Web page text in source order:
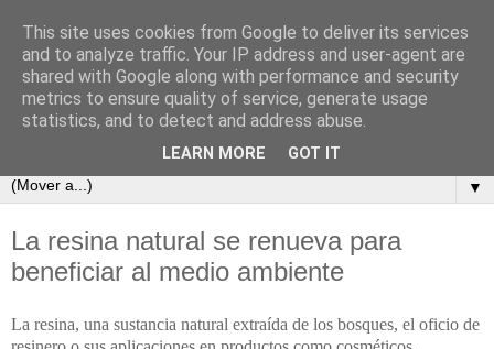
PROMORESINA
ASOCIACIÓN PROMOTORA DE LA RESINACIÓN EN LOS
MONTES DE GALICIA
▼
La resina natural se renueva para
beneficiar al medio ambiente
La resina, una sustancia natural extraída de los bosques, el oficio de
This site uses cookies from Google to deliver its services
and to analyze traffic. Your IP address and user-agent are
shared with Google along with performance and security
metrics to ensure quality of service, generate usage
statistics, and to detect and address abuse.
LEARN MORE GOT IT